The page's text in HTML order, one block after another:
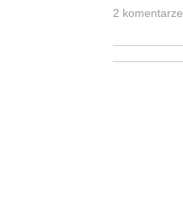
2 ko­men­ta­rze